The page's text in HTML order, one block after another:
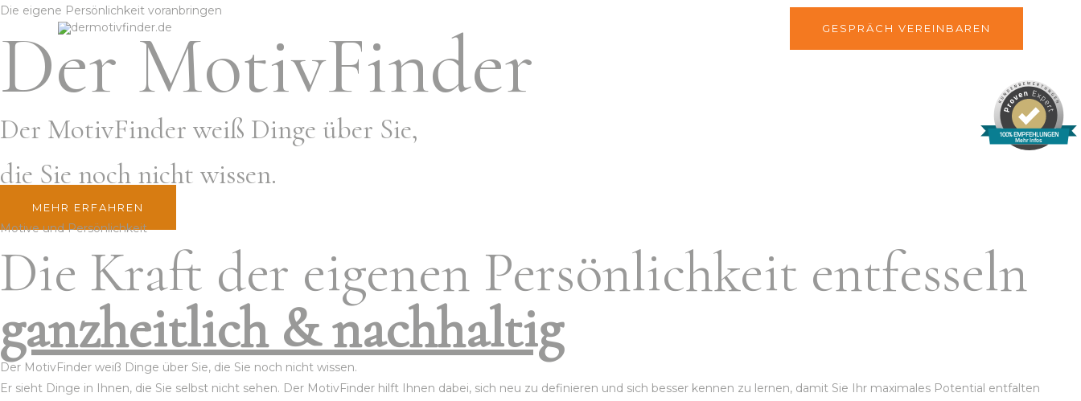
100% EMPFEHLUNGEN
Mehr Infos
Zum
springen
GESPRÄCH VEREINBAREN
Die eigene Persönlichkeit voranbringen
Der MotivFinder
Der MotivFinder weiß Dinge über Sie,
die Sie noch nicht wissen.
MEHR ERFAHREN
Motive und Persönlichkeit
Die Kraft der eigenen Persönlichkeit entfesseln
ganzheitlich & nachhaltig
Der MotivFinder weiß Dinge über Sie, die Sie noch nicht wissen.
Er sieht Dinge in Ihnen, die Sie selbst nicht sehen. Der MotivFinder hilft Ihnen dabei, sich neu zu definieren und sich besser kennen zu lernen, damit Sie Ihr maximales Potential entfalten